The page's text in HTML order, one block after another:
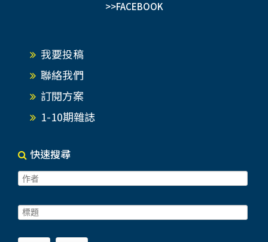
>>FACEBOOK
我要投稿
聯絡我們
訂閱方案
1-10期雜誌
快速搜尋